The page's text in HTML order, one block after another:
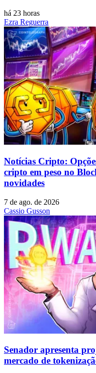
há 23 horas
Ezra Reguerra
Notícias Cripto:
cripto em peso no
novidades
7 de ago. de 2026
Cassio Gusson
Senador apresenta
mercado de